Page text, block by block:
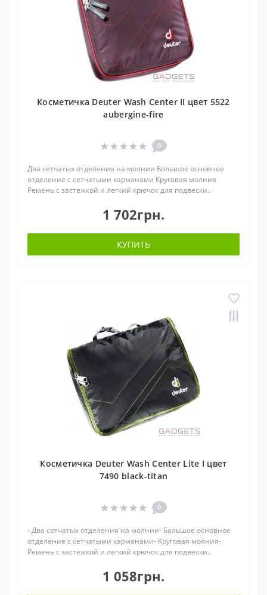
Косметичка Deuter Wash Center II цвет 5522
aubergine-fire
0
Два сетчатых отделения на молнии Большое основное
отделение с сетчатыми карманами Круговая молния
Ремень с застежкой и легкий крючок для подвески..
1 702грн.
КУПИТЬ
Косметичка Deuter Wash Center Lite I цвет
7490 black-titan
0
- Два сетчатых отделения на молнии- Большое основное
отделение с сетчатыми карманами- Круговая молния-
Ремень с застежкой и легкий крючок для подвески..
1 058грн.